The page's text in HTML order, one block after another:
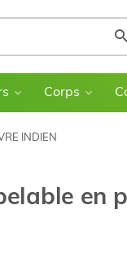
Corps
INDIEN
en